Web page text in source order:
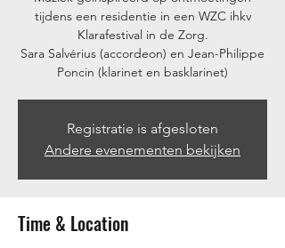
tijdens een residentie in een WZC ihkv
Klarafestival in de Zorg.
Sara Salvérius (accordeon) en Jean-Philippe
Poncin (klarinet en basklarinet)
Registratie is afgesloten
Andere evenementen bekijken
Time & Location